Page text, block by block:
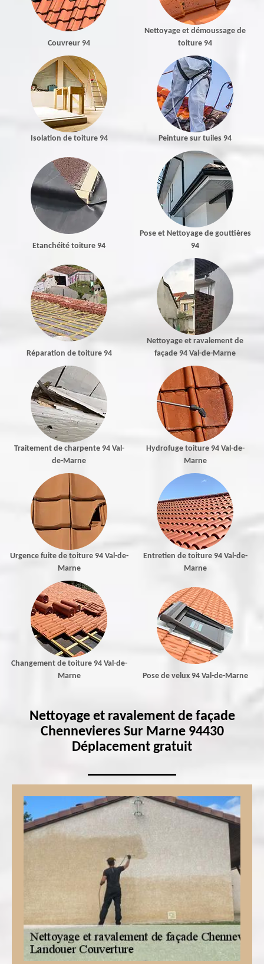
Couvreur 94
Nettoyage et démoussage de
toiture 94
Isolation de toiture 94 Peinture sur tuiles 94
Etanchéité toiture 94
Pose et Nettoyage de gouttières
94
Réparation de toiture 94
Nettoyage et ravalement de
façade 94 Val-de-Marne
Traitement de charpente 94 Val-
de-Marne
Hydrofuge toiture 94 Val-de-
Marne
Urgence fuite de toiture 94 Val-de-
Marne
Entretien de toiture 94 Val-de-
Marne
Changement de toiture 94 Val-de-
Marne
Pose de velux 94 Val-de-Marne
Nettoyage et ravalement de façade
Chennevieres Sur Marne 94430
Déplacement gratuit